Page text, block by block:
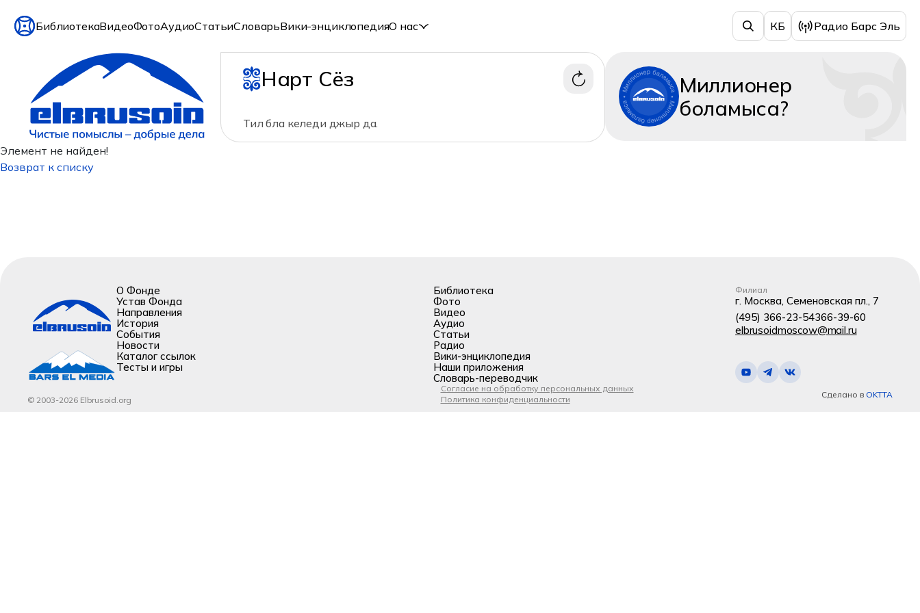
БиблиотекаВидеоФотоАудиоСтатьиСловарьВики-энциклопедияО нас КБ Радио Барс Эль
Нарт Сёз
Тил бла келеди джыр да.
Миллионер
боламыса?
Элемент не найден!
Возврат к списку
О Фонде
Устав Фонда
Направления
История
События
Новости
Каталог ссылок
Тесты и игры
Библиотека
Фото
Видео
Аудио
Статьи
Радио
Вики-энциклопедия
Наши приложения
Словарь-переводчик
Филиал
г. Москва, Семеновская пл., 7
(495) 366-23-54366-39-60
elbrusoidmoscow@mail.ru
© 2003-2026 Elbrusoid.org
Согласие на обработку персональных данных
Политика конфиденциальности
Сделано в OKTTA